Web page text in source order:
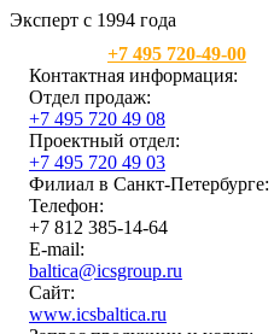
Эксперт с 1994 года
+7 495 720-49-00
Контактная информация:
Отдел продаж:
+7 495 720 49 08
Проектный отдел:
+7 495 720 49 03
Филиал в Санкт-Петербурге:
Телефон:
+7 812 385-14-64
E-mail:
baltica@icsgroup.ru
Сайт:
www.icsbaltica.ru